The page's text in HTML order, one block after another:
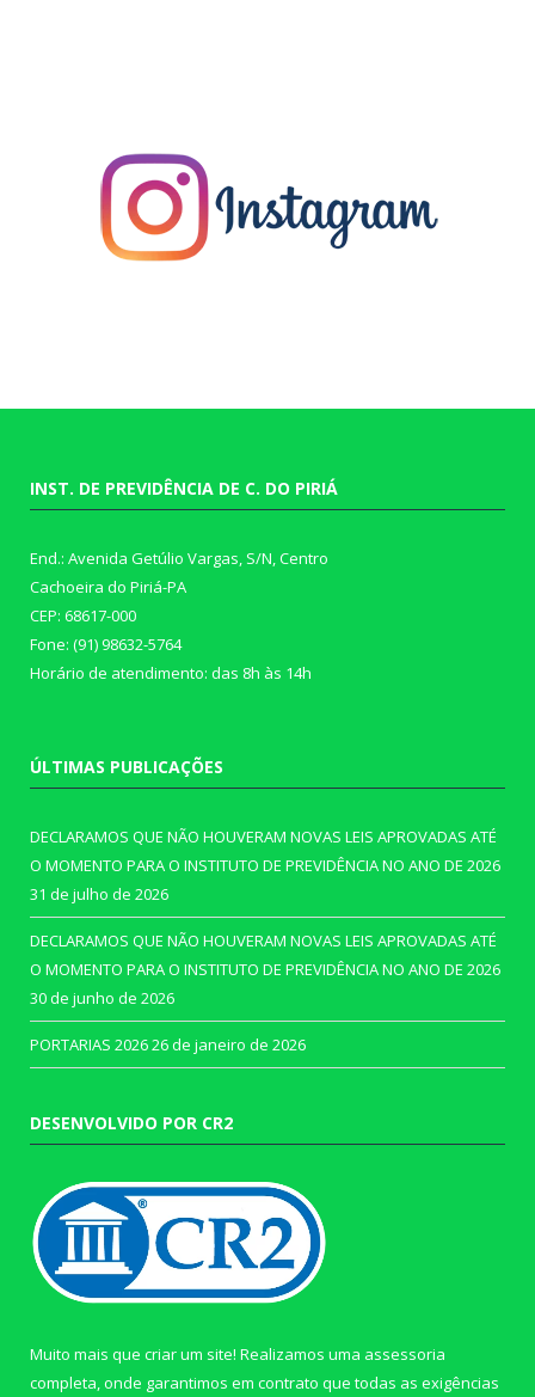
INST. DE PREVIDÊNCIA DE C. DO PIRIÁ
End.: Avenida Getúlio Vargas, S/N, Centro
Cachoeira do Piriá-PA
CEP: 68617-000
Fone: (91) 98632-5764
Horário de atendimento: das 8h às 14h
ÚLTIMAS PUBLICAÇÕES
DECLARAMOS QUE NÃO HOUVERAM NOVAS LEIS APROVADAS ATÉ
O MOMENTO PARA O INSTITUTO DE PREVIDÊNCIA NO ANO DE 2026
31 de julho de 2026
DECLARAMOS QUE NÃO HOUVERAM NOVAS LEIS APROVADAS ATÉ
O MOMENTO PARA O INSTITUTO DE PREVIDÊNCIA NO ANO DE 2026
30 de junho de 2026
PORTARIAS 202626 de janeiro de 2026
DESENVOLVIDO POR CR2
Muito mais que criar um site! Realizamos uma assessoria
completa, onde garantimos em contrato que todas as exigências